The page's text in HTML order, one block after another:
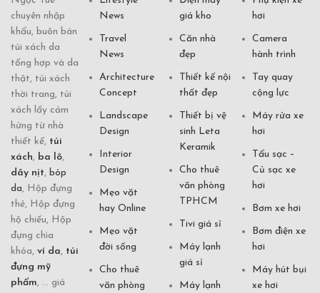
chuyên nhập
khẩu, buôn bán
túi xách da
tổng hợp và da
thật, túi xách
thời trang, túi
xách lấy cảm
hứng từ nhà
thiết kế, túi
xách, ba lô,
dây nịt, bóp
da, Hộp đựng
thẻ, Hộp đựng
hộ chiếu, Hộp
đựng chìa
khóa, ví da, túi
đựng mỹ
phẩm, ... giá
News
Travel
News
Architecture
Concept
Landscape
Design
Interior
Design
Mẹo vặt
hay Online
Mẹo vặt
đời sống
Cho thuê
văn phòng
giá kho
Căn nhà
đẹp
Thiết kế nội
thất đẹp
Thiết bị vệ
sinh Leta
Keramik
Cho thuê
văn phòng
TPHCM
Tivi giá sỉ
Máy lạnh
giá sỉ
Máy lạnh
hơi
Camera
hành trình
Tay quay
cộng lực
Máy rửa xe
hơi
Tẩu sạc –
Củ sạc xe
hơi
Bơm xe hơi
Bơm điện xe
hơi
Máy hút bụi
xe hơi